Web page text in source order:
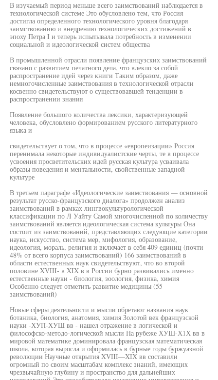
В изучаемый период меньше всего заимствований наблюдается в
технологической системе Это обусловлено тем, что Россия
достигла определенного технологического уровня благодаря
заимствованию и внедрению технологических достижений в
эпоху Петра I и теперь испытывала потребность в изменении
социальной и идеологической систем общества
В промышленной отрасли появление французских заимствований
связано с развитием печатного дела, что влекло за собой
распространение идей через книги Таким образом, даже
немногочисленные заимствования в технологической отрасли
косвенно свидетельствуют о существовавшей тенденции в
распространении знания
Появление большого количества лексики, характеризующей
человека, обусловлено формированием русского литературного
языка и
свидетельствует о том, что в процессе «европеизации» Россия
перенимала некоторые индивидуалистские черты, те в процессе
усвоения просветительских идей русская культура усваивала
образы поведения и ментальности, свойственные западной
культуре
В третьем параграфе «Идеологические заимствования — основной
результат русско-французского диалога» продолжен анализ
заимствований в рамках лингвокультурологической
классификации по Л Уайту Самой многочисленной по количеству
заимствований является идеологическая система культуры Она
состоит из заимствований, представляющих следующие категории
наука, искусство, система мер, мифология, образование,
идеология, мораль, религия и включает в себя 409 единиц (почти
48% от всего корпуса заимствований) 166 заимствований в
области естественных наук свидетельствуют, что во второй
половине XVIII- в XIX в в России бурно развивались именно
естественные науки - биология, зоология, физика, химия
Особенно следует отметить развитие медицины (55
заимствований)
Новые сферы деятельности и мысли обретают названия наук
ботаника, биология, анатомия, химия Золотой век французской
науки -ХУП-ХУШ вв - нашел отражение в логической и
философско-методо-логической мысли На рубеже ХУШ-Х1Х вв в
мировой математике доминировала французская математическая
школа, которая выросла и оформилась в бурные годы буржуазной
революции Научные открытия XVIII—XIX вв составили
огромный по своим масштабам комплекс знаний, имеющих
чрезвычайную глубину и пространство для дальнейших